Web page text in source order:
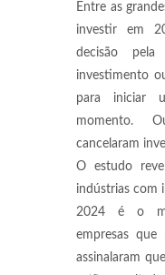
Entre as
investir em
decisão
investimento
para iniciar
momento.
cancelaram
O estudo
indústrias com
2024 é o
empresas que
assinalaram